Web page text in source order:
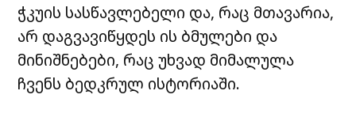
ჭკუის სასწავლებელი და, რაც მთავარია,
არ დაგვავიწყდეს ის ბმულები და
მინიშნებები, რაც უხვად მიმალულა
ჩვენს ბედკრულ ისტორიაში.